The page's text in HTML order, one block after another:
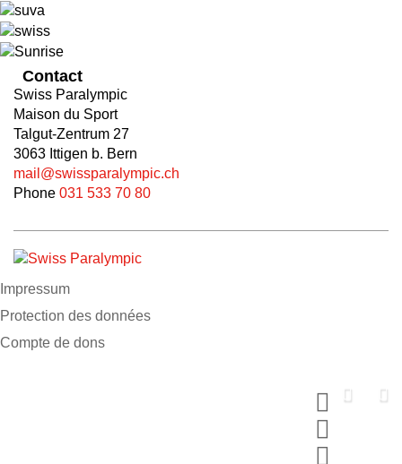
Contact
Swiss Paralympic
Maison du Sport
Talgut-Zentrum 27
3063 Ittigen b. Bern
mail@swissparalympic.ch
Phone 031 533 70 80
Impressum
Protection des données
Compte de dons